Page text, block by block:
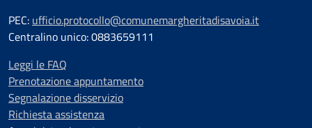
PEC: ufficio.protocollo@comunemargheritadisavoia.it
Centralino unico: 0883659111
Leggi le FAQ
Prenotazione appuntamento
Segnalazione disservizio
Richiesta assistenza